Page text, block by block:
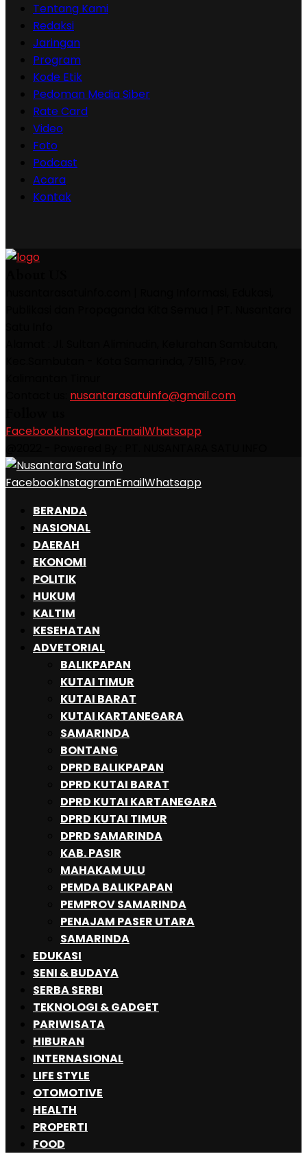
Tentang Kami
Redaksi
Jaringan
Program
Kode Etik
Pedoman Media Siber
Rate Card
Video
Foto
Podcast
Acara
Kontak
nusantarasatuinfo@gmail.com
FacebookInstagramEmailWhatsapp
FacebookInstagramEmailWhatsapp
BERANDA
NASIONAL
DAERAH
EKONOMI
POLITIK
HUKUM
KALTIM
KESEHATAN
ADVETORIAL
BALIKPAPAN
KUTAI TIMUR
KUTAI BARAT
KUTAI KARTANEGARA
SAMARINDA
BONTANG
DPRD BALIKPAPAN
DPRD KUTAI BARAT
DPRD KUTAI KARTANEGARA
DPRD KUTAI TIMUR
DPRD SAMARINDA
KAB. PASIR
MAHAKAM ULU
PEMDA BALIKPAPAN
PEMPROV SAMARINDA
PENAJAM PASER UTARA
SAMARINDA
EDUKASI
SENI & BUDAYA
SERBA SERBI
TEKNOLOGI & GADGET
PARIWISATA
HIBURAN
INTERNASIONAL
LIFE STYLE
OTOMOTIVE
HEALTH
PROPERTI
FOOD